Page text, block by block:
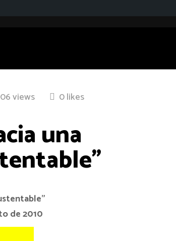
views 0 likes
una
de 2010